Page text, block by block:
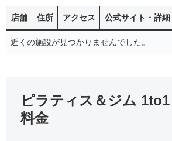
店舗 住所 アクセス 公式サイト・詳細
近くの施設が見つかりませんでした。
ピラティス＆ジム
料金